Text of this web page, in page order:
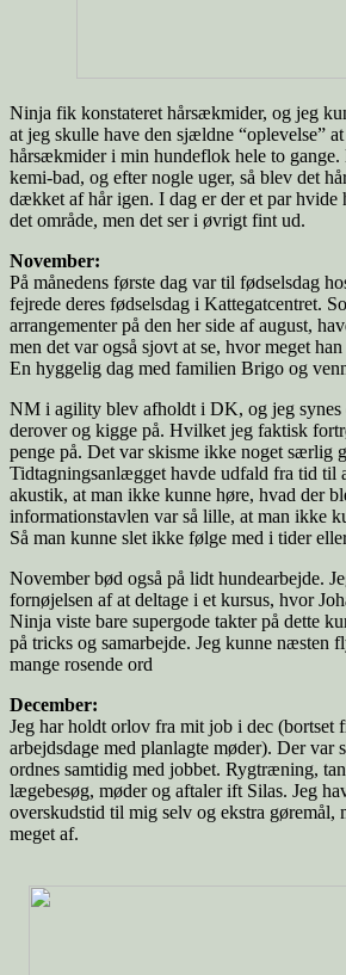
Ninja fik konstateret hårsækmider, og jeg
at jeg skulle have den sjældne “oplevelse”
hårsækmider i min hundeflok hele to
kemi-bad, og efter nogle uger, så blev det
dækket af hår igen. I dag er der et par hvide
det område, men det ser i øvrigt fint ud.
November:
På månedens første dag var til fødselsdag
fejrede deres fødselsdag i Kattegatcentret.
arrangementer på den her side af august,
men det var også sjovt at se, hvor meget
En hyggelig dag med familien Brigo og
NM i agility blev afholdt i DK, og jeg synes
derover og kigge på. Hvilket jeg faktisk
penge på. Det var skisme ikke noget særlig
Tidtagningsanlægget havde udfald fra tid til
akustik, at man ikke kunne høre, hvad der
informationstavlen var så lille, at man ikke
Så man kunne slet ikke følge med i tider
November bød også på lidt hundearbejde.
fornøjelsen af at deltage i et kursus, hvor
Ninja viste bare supergode takter på dette
på tricks og samarbejde. Jeg kunne næsten
mange rosende ord
December:
Jeg har holdt orlov fra mit job i dec (bortset
arbejdsdage med planlagte møder). Der var
ordnes samtidig med jobbet. Rygtræning,
lægebesøg, møder og aftaler ift Silas. Jeg
overskudstid til mig selv og ekstra gøremål,
meget af.